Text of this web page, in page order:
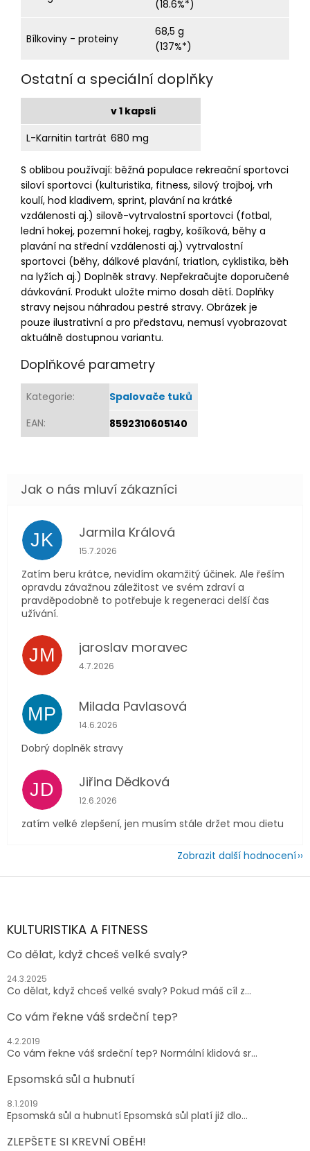
(18.6%*)
Bílkoviny - proteiny
68,5 g
(137%*)
Ostatní a speciální doplňky
v 1 kapsli
L-Karnitin tartrát 680 mg
S oblibou používají: běžná populace rekreační sportovci
siloví sportovci (kulturistika, fitness, silový trojboj, vrh
koulí, hod kladivem, sprint, plavání na krátké
vzdálenosti aj.) silově-vytrvalostní sportovci (fotbal,
lední hokej, pozemní hokej, ragby, košíková, běhy a
plavání na střední vzdálenosti aj.) vytrvalostní
sportovci (běhy, dálkové plavání, triatlon, cyklistika, běh
na lyžích aj.) Doplněk stravy. Nepřekračujte doporučené
dávkování. Produkt uložte mimo dosah dětí. Doplňky
stravy nejsou náhradou pestré stravy. Obrázek je
pouze ilustrativní a pro představu, nemusí vyobrazovat
aktuálně dostupnou variantu.
Doplňkové parametry
Kategorie:
Spalovače tuků
EAN: 8592310605140
JK Jarmila Králová
Hodnocení obchodu je 5 z 5 hvězdiček.
15.7.2026
Zatím beru krátce, nevidím okamžitý účinek. Ale řeším
opravdu závažnou záležitost ve svém zdraví a
pravděpodobně to potřebuje k regeneraci delší čas
užívání.
JM jaroslav moravec
Hodnocení obchodu je 5 z 5 hvězdiček.
4.7.2026
MP Milada Pavlasová
Hodnocení obchodu je 5 z 5 hvězdiček.
14.6.2026
Dobrý doplněk stravy
JD Jiřina Dědková
Hodnocení obchodu je 4 z 5 hvězdiček.
12.6.2026
zatím velké zlepšení, jen musím stále držet mou dietu
Zobrazit další hodnocení
Z
aKULTURISTIKA A FITNESS
Co dělat, když chceš velké svaly?
24.3.2025
Co dělat, když chceš velké svaly? Pokud máš cíl z...
Co vám řekne váš srdeční tep?
4.2.2019
Co vám řekne váš srdeční tep? Normální klidová sr...
Epsomská sůl a hubnutí
8.1.2019
Epsomská sůl a hubnutí Epsomská sůl platí již dlo...
ZLEPŠETE SI KREVNÍ OBĚH!